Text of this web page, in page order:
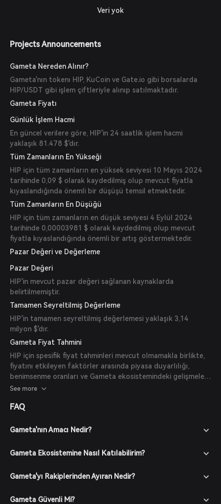
Veri yok
Projects Announcements
Gameta Nereden Alınır?
Gameta'nın tokenı HIP, KuCoin ve Gate.io gibi borsalarda
HIP/USDT gibi işlem çiftleriyle alınıp satılmaktadır.
Gameta Fiyatı
Günlük İşlem Hacmi
En güncel verilere göre, HIP'in 24 saatlik işlem hacmi
yaklaşık 81.478 $'dır.
Tüm Zamanların En Yükseği
HIP için tüm zamanların en yüksek seviyesi 10 Mayıs 2024
tarihinde 0,09 $ olarak kaydedilmiş olup mevcut fiyatla
kıyaslandığında önemli bir düşüşü temsil etmektedir.
Tüm Zamanların En Düşüğü
HIP için tüm zamanların en düşük seviyesi 4 Eylül 2024
tarihinde 0,00003981 $ olarak kaydedilmiş olup mevcut
fiyatla kıyaslandığında önemli bir artış göstermektedir.
Pazar Değeri ve Değerleme
Pazar Değeri
HIP'in mevcut pazar değeri sağlanan kaynaklarda
belirtilmemiştir.
Tamamen Seyreltilmiş Değerleme
HIP'in tamamen seyreltilmiş değerlemesi yaklaşık 3,14
milyon $'dır.
Gameta Fiyat Tahmini
HIP için spesifik fiyat tahminleri mevcut olmamakla birlikte,
fiyatını etkileyen faktörler arasında piyasa duyarlılığı,
benimsenme oranları ve Gameta ekosistemindeki gelişmeler
yer almaktadır. Yatırımcıların yatırım kararları almadan önce
önünde bulundurmaları önerilir.
See more
FAQ
Gameta'nın Amacı Nedir?
Gameta Ekosistemine Nasıl Katılabilirim?
Gameta'yı Rakiplerinden Ayıran Nedir?
Gameta Güvenli Mi?